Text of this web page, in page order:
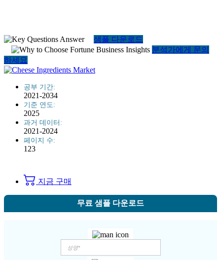
샘플 다운로드
분석가에게 문의
하세요
공부 기간:
2021-2034
기준 연도:
2025
과거 데이터:
2021-2024
페이지 수:
123
지금 구매
무료 샘플 다운로드